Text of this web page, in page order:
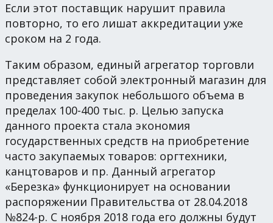
Если этот поставщик нарушит правила
повторно, то его лишат аккредитации уже
сроком на 2 года.
Таким образом, единый агрегатор торговли
представляет собой электронный магазин для
проведения закупок небольшого объема в
пределах 100-400 тыс. р. Целью запуска
данного проекта стала экономия
государственных средств на приобретение
часто закупаемых товаров: оргтехники,
канцтоваров и пр. Данный агрегатор
«Березка» функционирует на основании
распоряжении Правительства от 28.04.2018
№824-р. С ноября 2018 года его должны будут